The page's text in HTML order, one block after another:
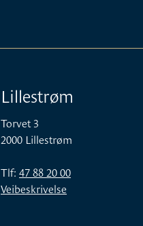
Lillestrøm
Torvet 3
2000 Lillestrøm
Tlf: 47 88 20 00
Veibeskrivelse